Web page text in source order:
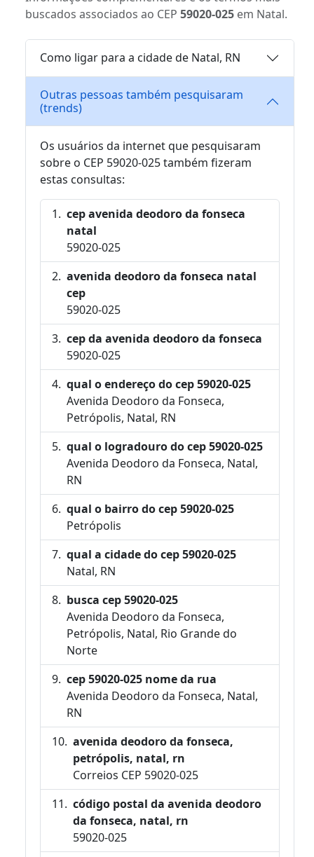
buscados associados ao CEP 59020-025 em Natal.
Como ligar para a cidade de Natal, RN
Outras pessoas também pesquisaram
(trends)
Os usuários da internet que pesquisaram
sobre o CEP 59020-025 também fizeram
estas consultas:
cep avenida deodoro da fonseca
natal
59020-025
avenida deodoro da fonseca natal
cep
59020-025
cep da avenida deodoro da fonseca
59020-025
qual o endereço do cep 59020-025
Avenida Deodoro da Fonseca,
Petrópolis, Natal, RN
qual o logradouro do cep 59020-025
Avenida Deodoro da Fonseca, Natal,
RN
qual o bairro do cep 59020-025
Petrópolis
qual a cidade do cep 59020-025
Natal, RN
busca cep 59020-025
Avenida Deodoro da Fonseca,
Petrópolis, Natal, Rio Grande do
Norte
cep 59020-025 nome da rua
Avenida Deodoro da Fonseca, Natal,
RN
avenida deodoro da fonseca,
petrópolis, natal, rn
Correios CEP 59020-025
código postal da avenida deodoro
da fonseca, natal, rn
59020-025